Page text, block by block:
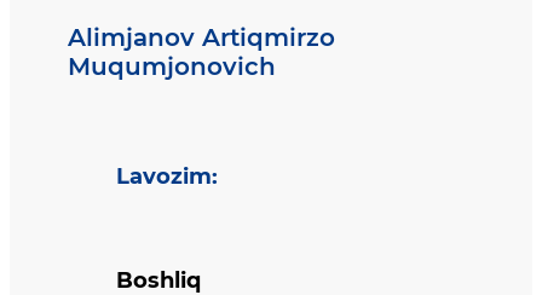
Alimjanov Artiqmirzo
Muqumjonovich
Lavozim:
Boshliq